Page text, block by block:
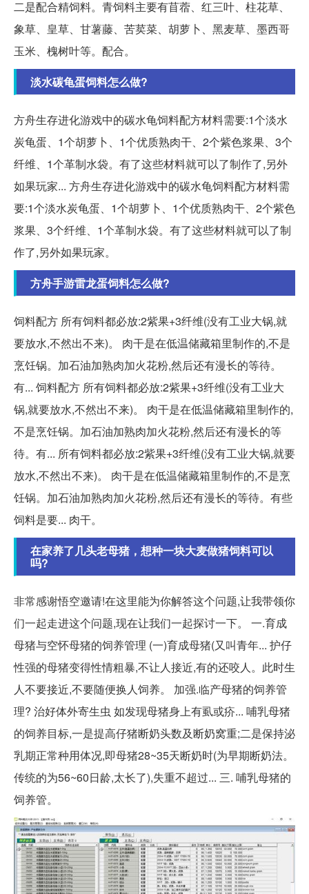
二是配合精饲料。青饲料主要有苜蓿、红三叶、柱花草、
象草、皇草、甘薯藤、苦荬菜、胡萝卜、黑麦草、墨西哥
玉米、槐树叶等。配合。
淡水碳龟蛋饲料怎么做?
方舟生存进化游戏中的碳水龟饲料配方材料需要:1个淡水
炭龟蛋、1个胡萝卜、1个优质熟肉干、2个紫色浆果、3个
纤维、1个革制水袋。有了这些材料就可以了制作了,另外
如果玩家... 方舟生存进化游戏中的碳水龟饲料配方材料需
要:1个淡水炭龟蛋、1个胡萝卜、1个优质熟肉干、2个紫色
浆果、3个纤维、1个革制水袋。有了这些材料就可以了制
作了,另外如果玩家。
方舟手游雷龙蛋饲料怎么做?
饲料配方 所有饲料都必放:2紫果+3纤维(没有工业大锅,就
要放水,不然出不来)。 肉干是在低温储藏箱里制作的,不是
烹饪锅。加石油加熟肉加火花粉,然后还有漫长的等待。
有... 饲料配方 所有饲料都必放:2紫果+3纤维(没有工业大
锅,就要放水,不然出不来)。 肉干是在低温储藏箱里制作的,
不是烹饪锅。加石油加熟肉加火花粉,然后还有漫长的等
待。有... 所有饲料都必放:2紫果+3纤维(没有工业大锅,就要
放水,不然出不来)。 肉干是在低温储藏箱里制作的,不是烹
饪锅。加石油加熟肉加火花粉,然后还有漫长的等待。有些
饲料是要... 肉干。
在家养了几头老母猪，想种一块大麦做猪饲料可以
吗?
非常感谢悟空邀请!在这里能为你解答这个问题,让我带领你
们一起走进这个问题,现在让我们一起探讨一下。 一.育成
母猪与空怀母猪的饲养管理 (一)育成母猪(又叫青年... 护仔
性强的母猪变得性情粗暴,不让人接近,有的还咬人。此时生
人不要接近,不要随便换人饲养。 加强.临产母猪的饲养管
理? 治好体外寄生虫 如发现母猪身上有虱或疥... 哺乳母猪
的饲养目标,一是提高仔猪断奶头数及断奶窝重;二是保持泌
乳期正常种用体况,即母猪28~35天断奶时(为早期断奶法。
传统的为56~60日龄,太长了),失重不超过... 三. 哺乳母猪的
饲养管。